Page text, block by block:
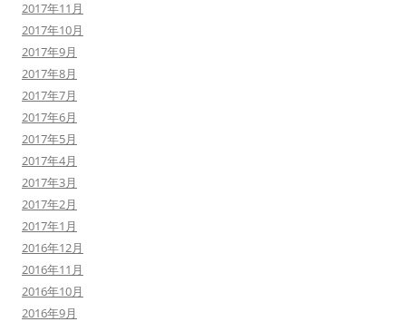
2017年11月
2017年10月
2017年9月
2017年8月
2017年7月
2017年6月
2017年5月
2017年4月
2017年3月
2017年2月
2017年1月
2016年12月
2016年11月
2016年10月
2016年9月